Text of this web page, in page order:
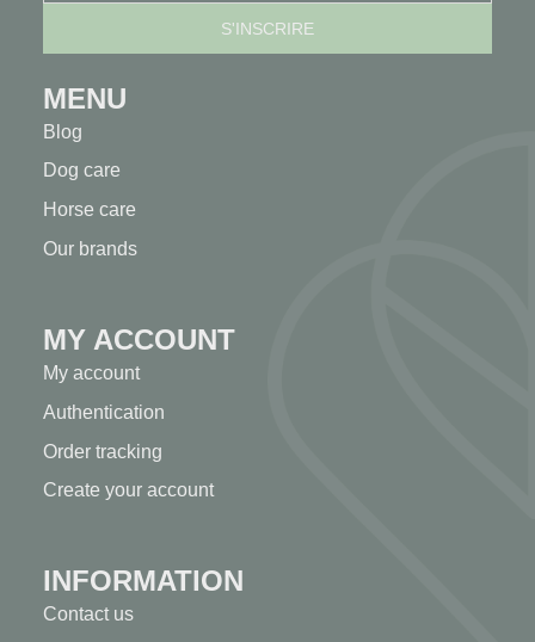
MENU
Blog
Dog care
Horse care
Our brands
MY ACCOUNT
My account
Authentication
Order tracking
Create your account
INFORMATION
Contact us